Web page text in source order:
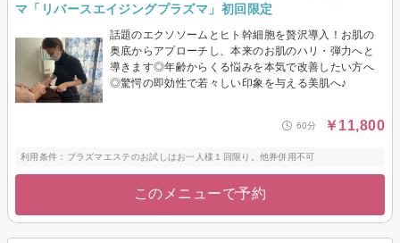
マ「リバースエイジングプラズマ」初回限定
話題のエクソソームとヒト幹細胞を贅沢導入！お肌の
奥底からアプローチし、本来のお肌のハリ・弾力へと
導きます◎年齢からくる悩みを本気で改善したい方へ
◎驚愕の即効性で若々しい印象を与える美肌へ♪
60分 ￥11,800
利用条件：プラズマエステのお試しはお一人様１回限り。他券併用不可
このメニューで予約